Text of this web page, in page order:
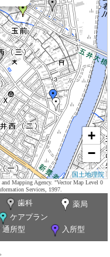
+
−
国土地理院
Mapping Agency. "Vector Map Level 0
Services, 1997.
歯科
薬局
ケアプラン
通所型 入所型